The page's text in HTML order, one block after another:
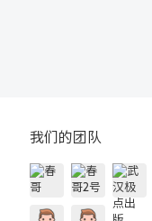
我们的团队